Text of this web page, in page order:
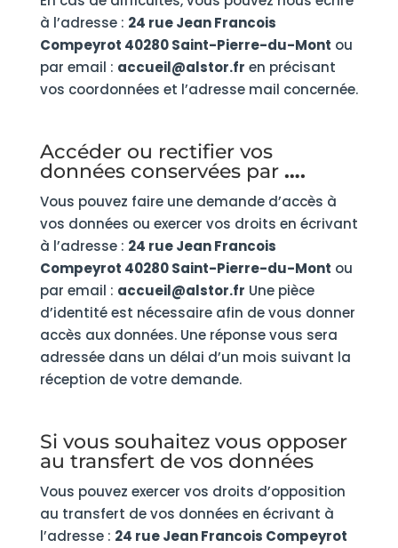
à l’adresse : 24 rue Jean Francois
Compeyrot 40280 Saint-Pierre-du-Mont ou
par email : accueil@alstor.fr en précisant
vos coordonnées et l’adresse mail concernée.
Accéder ou rectifier vos
données conservées par ….
Vous pouvez faire une demande d’accès à
vos données ou exercer vos droits en écrivant
à l’adresse : 24 rue Jean Francois
Compeyrot 40280 Saint-Pierre-du-Mont ou
par email : accueil@alstor.fr Une pièce
d’identité est nécessaire afin de vous donner
accès aux données. Une réponse vous sera
adressée dans un délai d’un mois suivant la
réception de votre demande.
Si vous souhaitez vous opposer
au transfert de vos données
Vous pouvez exercer vos droits d’opposition
au transfert de vos données en écrivant à
l’adresse : 24 rue Jean Francois Compeyrot